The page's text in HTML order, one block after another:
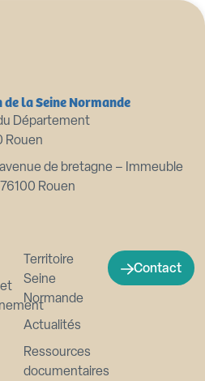
la Seine Normande
Département
Rouen
de bretagne – Immeuble
Rouen
Territoire
Seine
Normande
Actualités
Ressources
documentaires
Contact